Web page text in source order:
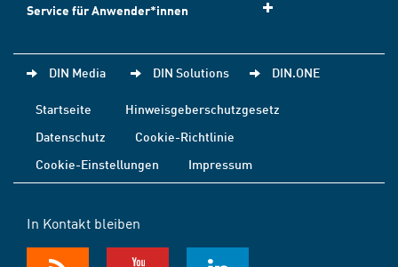
Service für Anwender*innen
DIN Media DIN Solutions DIN.ONE
Startseite
Hinweisgeberschutzgesetz
Datenschutz
Cookie-Richtlinie
Cookie-Einstellungen
Impressum
In Kontakt bleiben